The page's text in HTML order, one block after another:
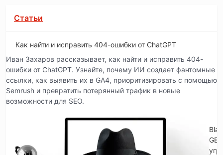
Статьи
Как найти и исправить 404-ошибки от ChatGPT
Иван Захаров рассказывает, как найти и исправить 404-
ошибки от ChatGPT. Узнайте, почему ИИ создает фантомные
ссылки, как выявить их в GA4, приоритизировать с помощью
Semrush и превратить потерянный трафик в новые
возможности для SEO.